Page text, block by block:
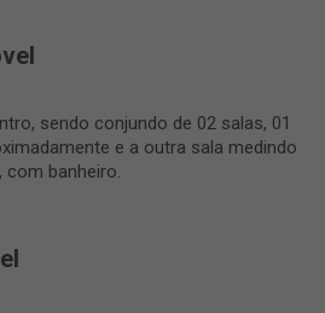
sendo conjundo de 02 salas, 01
e a outra sala medindo
com banheiro.